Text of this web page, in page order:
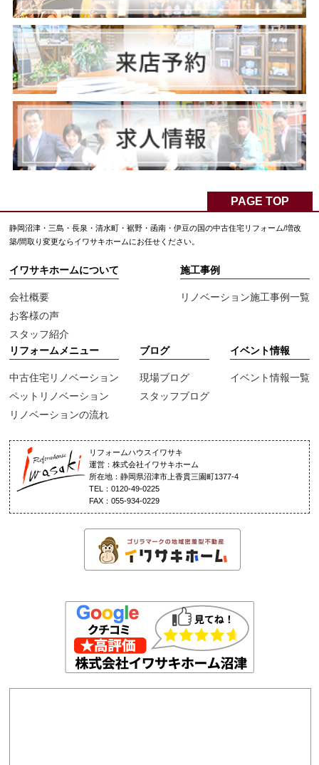
PAGE TOP
静岡沼津・三島・長泉・清水町・裾野・函南・伊豆の国の中古住宅リフォーム/増改
築/間取り変更ならイワサキホームにお任せください。
イワサキホームについて
会社概要
お客様の声
スタッフ紹介
施工事例
リノベーション施工事例一覧
リフォームメニュー
中古住宅リノベーション
ペットリノベーション
リノベーションの流れ
ブログ
現場ブログ
スタッフブログ
イベント情報
イベント情報一覧
リフォームハウスイワサキ
運営：株式会社イワサキホーム
所在地：静岡県沼津市上香貫三園町1377-4
TEL：0120-49-0225
FAX：055-934-0229